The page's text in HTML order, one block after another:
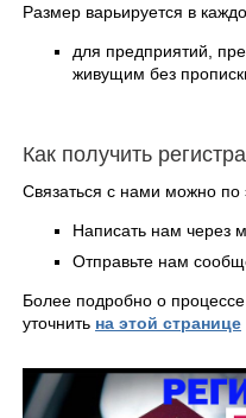
Размер варьируется в
для предприятий,
живущим без
Как получить
Связаться с нами можно по
Написать нам через
Отправьте нам
Более подробно о
уточнить на этой странице